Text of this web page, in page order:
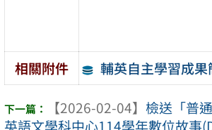
相關附件 輔英自主學習成
【2026-02-04】 檢送「普
英語文學科中心114學年數位故事